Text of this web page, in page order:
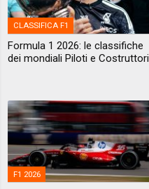
CLASSIFICA F1
Formula 1 2026: le classifiche
dei mondiali Piloti e Costruttori
F1 2026